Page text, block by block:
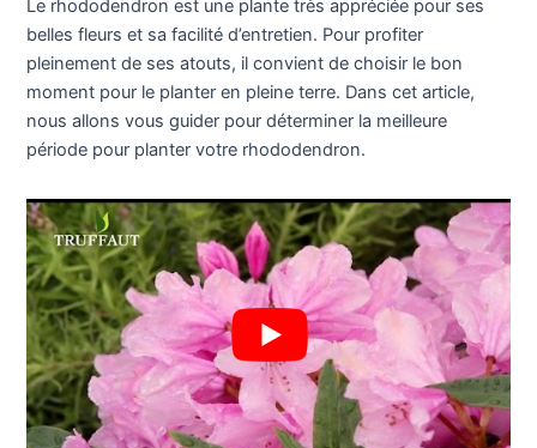
Le rhododendron est une plante très appréciée pour ses
belles fleurs et sa facilité d’entretien. Pour profiter
pleinement de ses atouts, il convient de choisir le bon
moment pour le planter en pleine terre. Dans cet article,
nous allons vous guider pour déterminer la meilleure
période pour planter votre rhododendron.